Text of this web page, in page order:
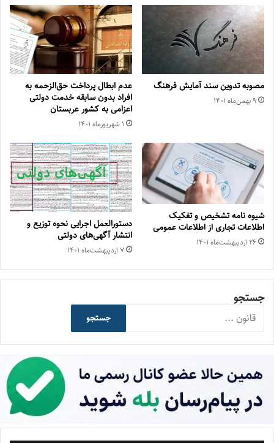
مصوبه تدوین سند آمایش فرهنگ
۹ بهمن‌ماه ۱۴۰۱
عدم ابطال پرداخت حق‌الزحمه به
افراد بدون سابقه خدمت دولتی
اعزامی به کشور عربستان
۱ شهریور‌ماه ۱۴۰۱
شیوه نامه تشخیص و تفکیک
اطلاعات تجاری از اطلاعات عمومی
۲۶ اردیبهشت‌ماه ۱۴۰۱
دستورالعمل اجرایی نحوه توزیع و
انتشار آگهی‌های دولتی
۷ اردیبهشت‌ماه ۱۴۰۱
جستجو
جستجو